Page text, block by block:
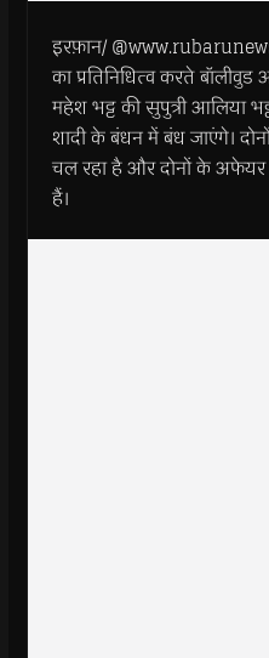
इरफ़ान/
का प्रतिनिधित्व करते
महेश भट्ट की सुपुत्री आलिया
शादी के बंधन में बंध जाएंगे।
चल रहा है और दोनों के अफेयर
हैं।